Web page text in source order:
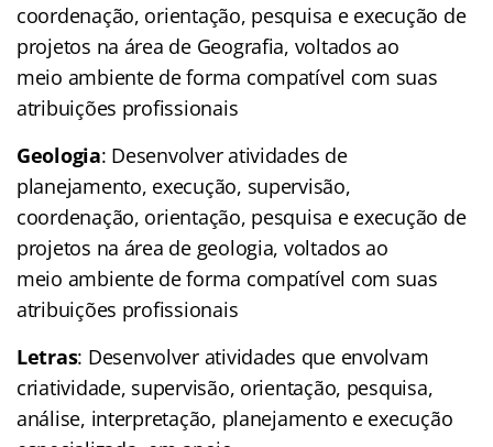
coordenação, orientação, pesquisa e execução de
projetos na área de Geografia, voltados ao
meio ambiente de forma compatível com suas
atribuições profissionais
Geologia: Desenvolver atividades de
planejamento, execução, supervisão,
coordenação, orientação, pesquisa e execução de
projetos na área de geologia, voltados ao
meio ambiente de forma compatível com suas
atribuições profissionais
Letras: Desenvolver atividades que envolvam
criatividade, supervisão, orientação, pesquisa,
análise, interpretação, planejamento e execução